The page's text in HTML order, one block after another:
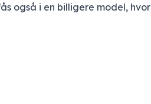
også i en billigere model, hvor